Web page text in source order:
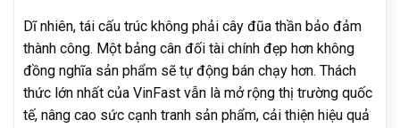
Dĩ nhiên, tái cấu trúc không phải cây đũa thần bảo đảm
thành công. Một bảng cân đối tài chính đẹp hơn không
đồng nghĩa sản phẩm sẽ tự động bán chạy hơn. Thách
thức lớn nhất của VinFast vẫn là mở rộng thị trường quốc
tế, nâng cao sức cạnh tranh sản phẩm, cải thiện hiệu quả